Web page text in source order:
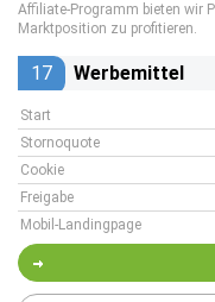
Affiliate-Programm bieten wir
Marktposition zu profitieren.
17 Werbemittel
Start
Stornoquote
Cookie
Freigabe
Mobil-Landingpage